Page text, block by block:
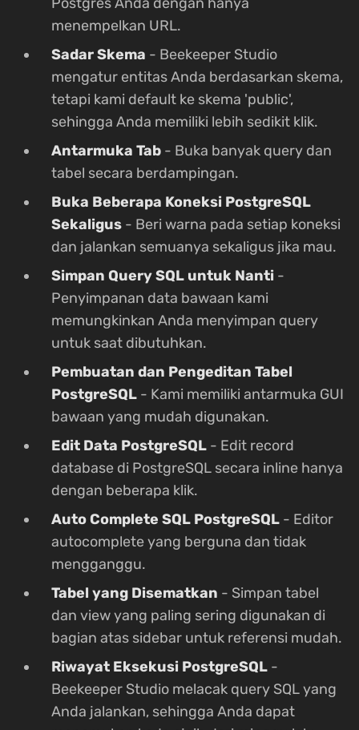
menempelkan URL.
Sadar Skema - Beekeeper Studio
mengatur entitas Anda berdasarkan skema,
tetapi kami default ke skema 'public',
sehingga Anda memiliki lebih sedikit klik.
Antarmuka Tab - Buka banyak query dan
tabel secara berdampingan.
Buka Beberapa Koneksi PostgreSQL
Sekaligus - Beri warna pada setiap koneksi
dan jalankan semuanya sekaligus jika mau.
Simpan Query SQL untuk Nanti -
Penyimpanan data bawaan kami
memungkinkan Anda menyimpan query
untuk saat dibutuhkan.
Pembuatan dan Pengeditan Tabel
PostgreSQL - Kami memiliki antarmuka GUI
bawaan yang mudah digunakan.
Edit Data PostgreSQL - Edit record
database di PostgreSQL secara inline hanya
dengan beberapa klik.
Auto Complete SQL PostgreSQL - Editor
autocomplete yang berguna dan tidak
mengganggu.
Tabel yang Disematkan - Simpan tabel
dan view yang paling sering digunakan di
bagian atas sidebar untuk referensi mudah.
Riwayat Eksekusi PostgreSQL -
Beekeeper Studio melacak query SQL yang
Anda jalankan, sehingga Anda dapat